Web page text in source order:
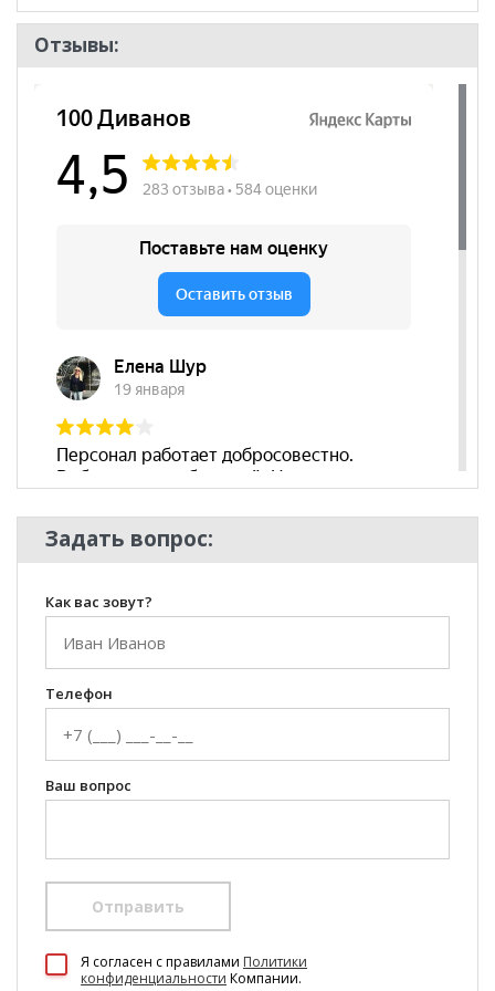
Отзывы:
Задать вопрос:
Как вас зовут?
Телефон
Ваш вопрос
Отправить
Я согласен c правилами Политики
конфиденциальности Компании.